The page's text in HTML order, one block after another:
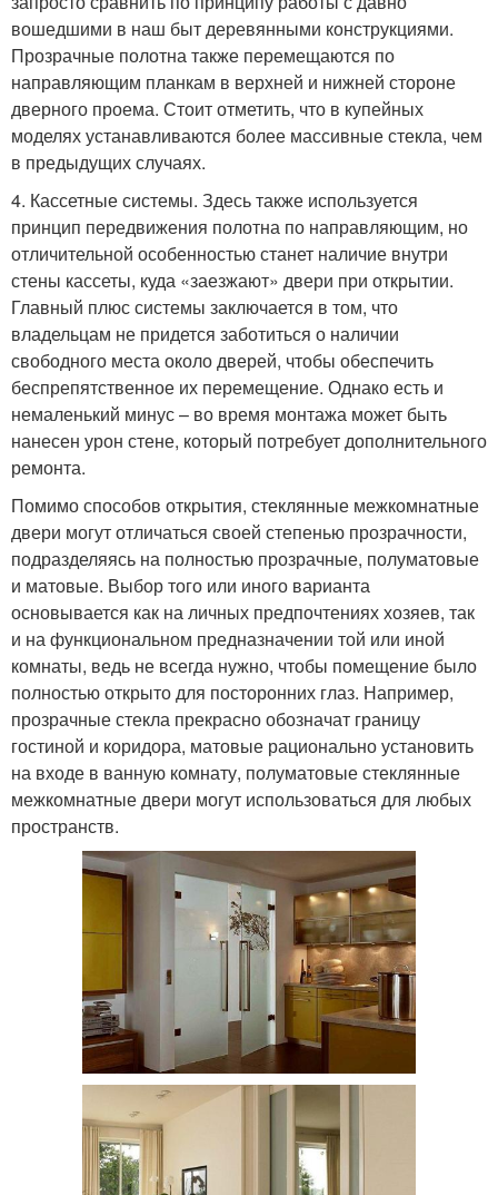
вошедшими в наш быт деревянными конструкциями.
Прозрачные полотна также перемещаются по
направляющим планкам в верхней и нижней стороне
дверного проема. Стоит отметить, что в купейных
моделях устанавливаются более массивные стекла, чем
в предыдущих случаях.
4. Кассетные системы. Здесь также используется
принцип передвижения полотна по направляющим, но
отличительной особенностью станет наличие внутри
стены кассеты, куда «заезжают» двери при открытии.
Главный плюс системы заключается в том, что
владельцам не придется заботиться о наличии
свободного места около дверей, чтобы обеспечить
беспрепятственное их перемещение. Однако есть и
немаленький минус – во время монтажа может быть
нанесен урон стене, который потребует дополнительного
ремонта.
Помимо способов открытия, стеклянные межкомнатные
двери могут отличаться своей степенью прозрачности,
подразделяясь на полностью прозрачные, полуматовые
и матовые. Выбор того или иного варианта
основывается как на личных предпочтениях хозяев, так
и на функциональном предназначении той или иной
комнаты, ведь не всегда нужно, чтобы помещение было
полностью открыто для посторонних глаз. Например,
прозрачные стекла прекрасно обозначат границу
гостиной и коридора, матовые рационально установить
на входе в ванную комнату, полуматовые стеклянные
межкомнатные двери могут использоваться для любых
пространств.